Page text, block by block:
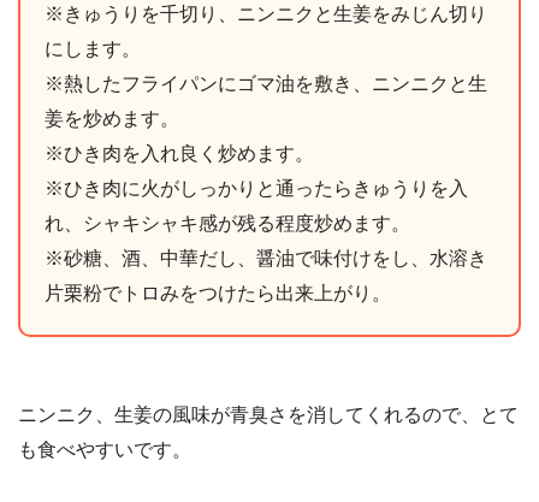
※きゅうりを千切り、ニンニクと生姜をみじん切り
にします。
※熱したフライパンにゴマ油を敷き、ニンニクと生
姜を炒めます。
※ひき肉を入れ良く炒めます。
※ひき肉に火がしっかりと通ったらきゅうりを入
れ、シャキシャキ感が残る程度炒めます。
※砂糖、酒、中華だし、醤油で味付けをし、水溶き
片栗粉でトロみをつけたら出来上がり。
ニンニク、生姜の風味が青臭さを消してくれるので、とて
も食べやすいです。